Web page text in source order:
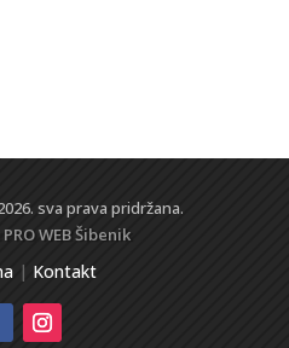
sva prava pridržana.
PRO WEBŠibenik
| Kontakt